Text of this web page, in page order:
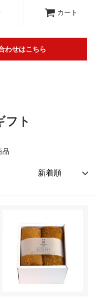
わせはこちら
カート
フト
品